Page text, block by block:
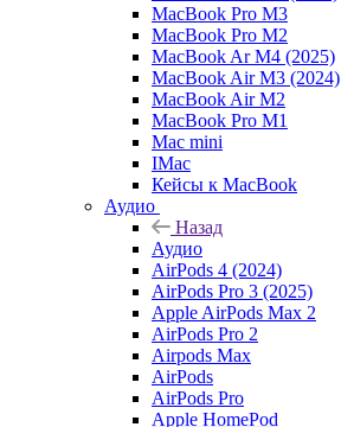
MacBook Pro M3
MacBook Pro M2
MacBook Ar M4 (2025)
MacBook Air M3 (2024)
MacBook Air M2
MacBook Pro M1
Mac mini
IMac
Кейсы к MacBook
Аудио
Назад
Аудио
AirPods 4 (2024)
AirPods Pro 3 (2025)
Apple AirPods Max 2
AirPods Pro 2
Airpods Max
AirPods
AirPods Pro
Apple HomePod